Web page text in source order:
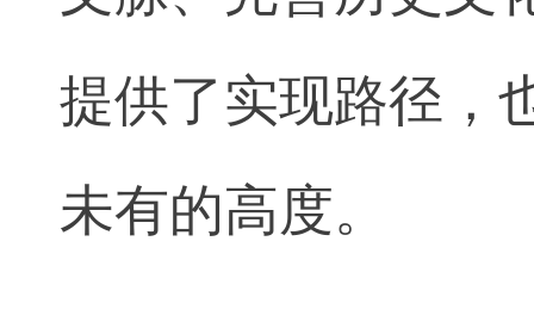
提供了实现路径，
未有的高度。